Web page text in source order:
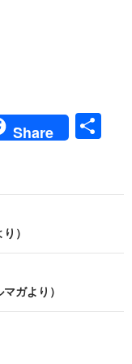
Share
）
ガより）